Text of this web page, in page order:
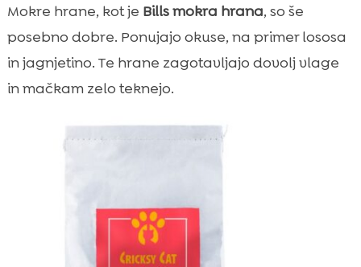
Mokre hrane, kot je Bills mokra hrana, so še
posebno dobre. Ponujajo okuse, na primer lososa
in jagnjetino. Te hrane zagotavljajo dovolj vlage
in mačkam zelo teknejo.